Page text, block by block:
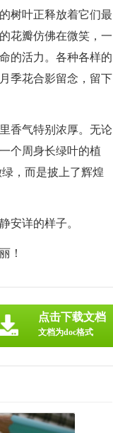
树叶正释放着它们最
花瓣仿佛在微笑，一
的活力。各种各样的
季花合影留念，留下
香气特别浓厚。无论
个周身长绿叶的植
，而是披上了辉煌
安详的样子。
！
点击下载文档
文档为doc格式